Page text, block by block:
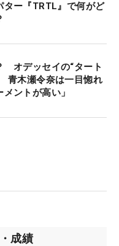
ター『TRTL』で何がど
オデッセイの“タート
青木瀬令奈は一目惚れ
メントが高い」
成績